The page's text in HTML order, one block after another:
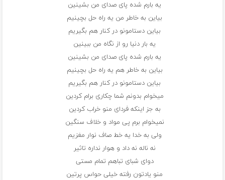
یه بارم شده پای صدای من بشینین
بیاین به خاطر من یه راه حل بچینیم
بیاین دستامونو در کنار هم بگیریم
یه بار دنیا رو از نگاه من ببینین
یه بارم شده پای صدای من بشینین
بیاین به خاطر هم یه راه حل بچینیم
بیاین دستامونو در کنار هم بگیریم
میخوام بدونم شما چکاری برام کردین
به جز اینکه فردای منو خراب کردین
نمیخوام برم پی مواد و خلاف سنگین
ولی به خدا یه خط صاف نوار مغزیم
نه ناله نه داد و هوار نداره تاثیر
دوای شبای تباهم تمام مستی
منو یادتون رفته خیلی حواس پرتین